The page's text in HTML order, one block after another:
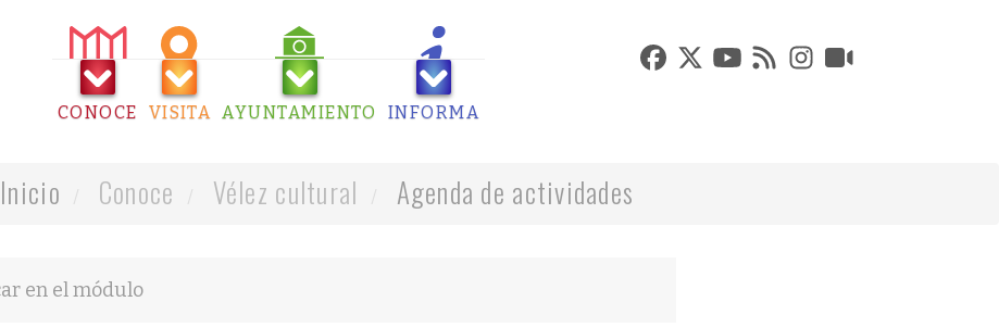
CONOCE VISITA AYUNTAMIENTO INFORMA
Inicio Conoce Vélez cultural Agenda de actividades